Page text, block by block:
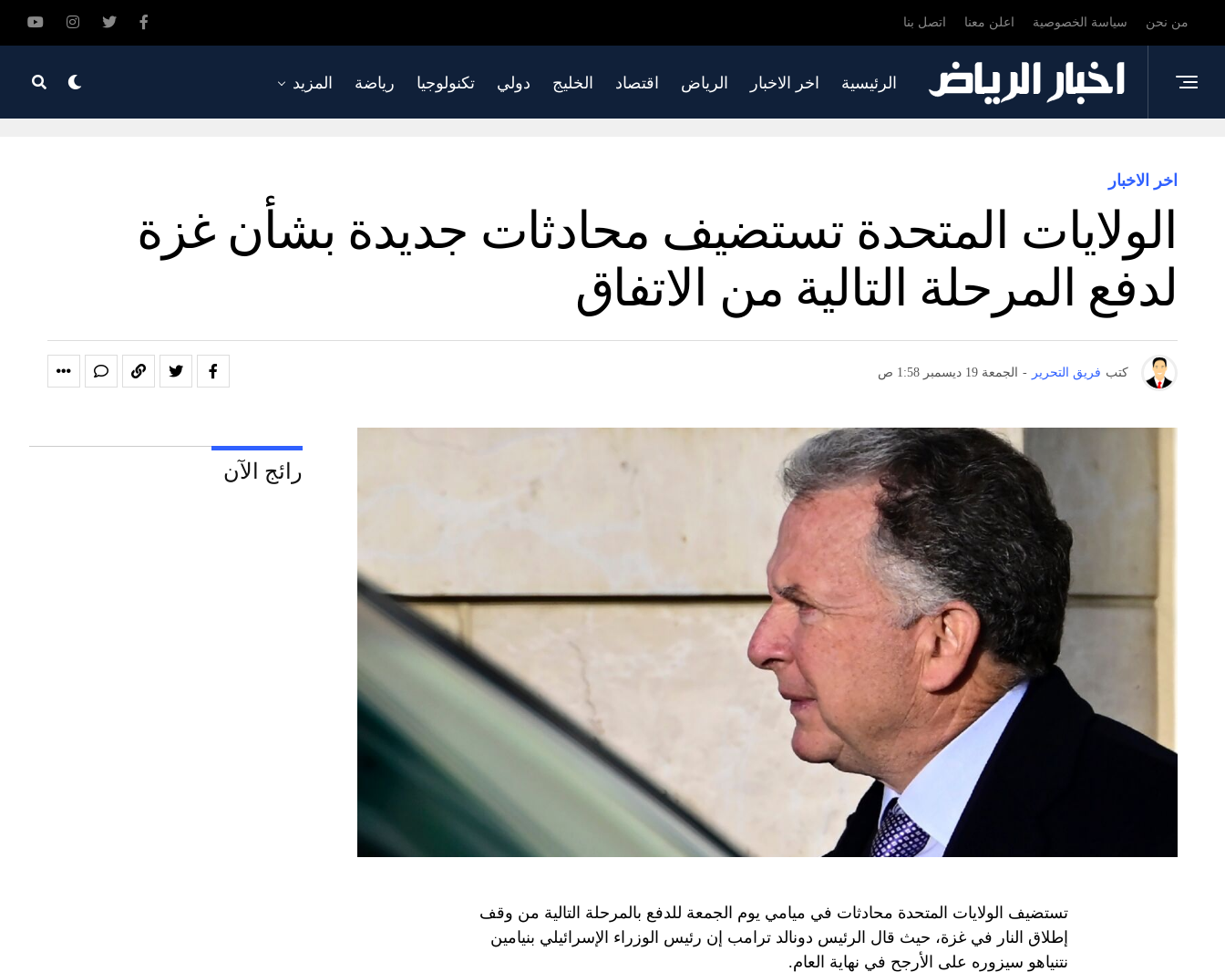
من نحن سياسة الخصوصية اعلن معنا اتصل بنا
الرئيسية اخر الاخبار الرياض اقتصاد الخليج دولي تكنولوجيا رياضة المزيد
اخر الاخبار
الولايات المتحدة تستضيف محادثات جديدة بشأن غزة
لدفع المرحلة التالية من الاتفاق
كتب فريق التحرير - الجمعة 19 ديسمبر 1:58 ص
تستضيف الولايات المتحدة محادثات في ميامي يوم الجمعة للدفع بالمرحلة التالية من وقف
إطلاق النار في غزة، حيث قال الرئيس دونالد ترامب إن رئيس الوزراء الإسرائيلي بنيامين
نتنياهو سيزوره على الأرجح في نهاية العام.
رائج الآن